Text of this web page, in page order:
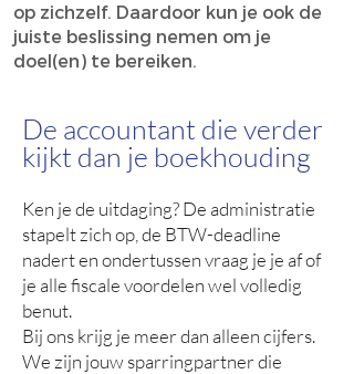
op zichzelf. Daardoor kun je ook de
juiste beslissing nemen om je
doel(en) te bereiken.
De accountant die verder
kijkt dan je boekhouding
Ken je de uitdaging? De administratie
stapelt zich op, de BTW-deadline
nadert en ondertussen vraag je je af of
je alle fiscale voordelen wel volledig
benut.
Bij ons krijg je meer dan alleen cijfers.
We zijn jouw sparringpartner die